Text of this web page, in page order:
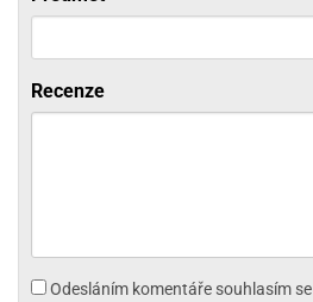
Recenze
Odesláním komentáře souhlasím se